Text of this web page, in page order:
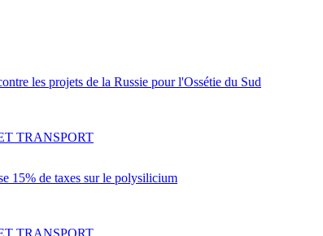
les projets de la Russie pour l'Ossétie du Sud
15% de taxes sur le polysilicium
TRANSPORT